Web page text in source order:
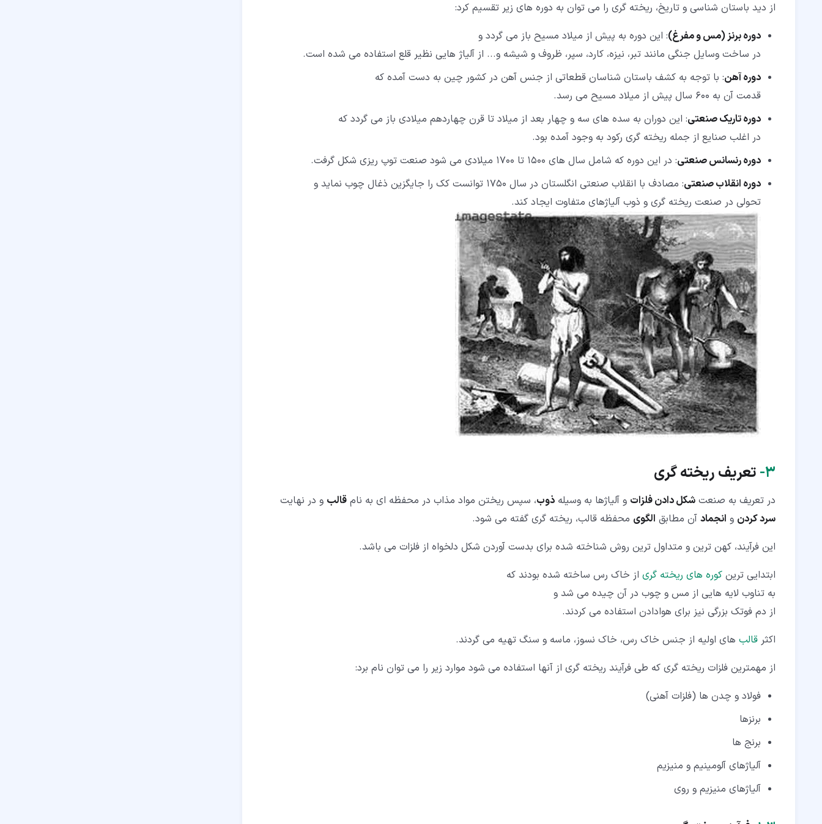
از دید باستان شناسی و تاریخ، ریخته گری را می توان به دوره های زیر تقسیم کرد:
دوره برنز (مس و مفرغ): این دوره به پیش از میلاد مسیح باز می گردد و
در ساخت وسایل جنگی مانند تبر، نیزه، کارد، سپر، ظروف و شیشه و... از آلیاژ هایی نظیر قلع استفاده می شده است.
دوره آهن: با توجه به کشف باستان شناسان قطعاتی از جنس آهن در کشور چین به دست آمده که
قدمت آن به 600 سال پیش از میلاد مسیح می رسد.
دوره تاریک صنعتی: این دوران به سده های سه و چهار بعد از میلاد تا قرن چهاردهم میلادی باز می گردد که
در اغلب صنایع از جمله ریخته گری رکود به وجود آمده بود.
دوره رنسانس صنعتی: در این دوره که شامل سال های 1500 تا 1700 میلادی می شود صنعت توپ ریزی شکل گرفت.
دوره انقلاب صنعتی: مصادف با انقلاب صنعتی انگلستان در سال 1750 توانست کک را جایگزین ذغال چوب نماید و
تحولی در صنعت ریخته گری و ذوب آلیاژهای متفاوت ایجاد کند.
۳‏- تعریف ریخته گری
در تعریف به صنعت شکل دادن فلزات و آلیاژها به وسیله ذوب، سپس ریختن مواد مذاب در محفظه ای به نام قالب و در نهایت
سرد کردن و انجماد آن مطابق الگوی محفظه قالب، ریخته گری گفته می شود.
این فرآیند، کهن ترین و متداول ترین روش شناخته شده برای بدست آوردن شکل دلخواه از فلزات می باشد.
ابتدایی ترین کوره های ریخته گری از خاک رس ساخته شده بودند که
به تناوب لایه هایی از مس و چوب در آن چیده می شد و
از دم فوتک بزرگی نیز برای هوادادن استفاده می کردند.
اکثر قالب های اولیه از جنس خاک رس، خاک نسوز، ماسه و سنگ تهیه می گردند.
از مهمترین فلزات ریخته گری که طی فرآیند ریخته گری از آنها استفاده می شود موارد زیر را می توان نام برد:
فولاد و چدن ها (فلزات آهنی)
برنزها
برنج ها
آلیاژهای آلومینیم و منیزیم
آلیاژهای منیزیم و روی